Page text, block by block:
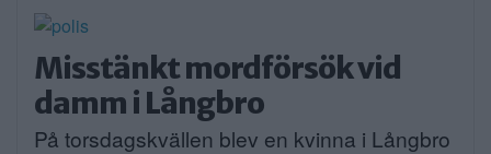
Misstänkt mordförsök vid
damm i Långbro
På torsdagskvällen blev en kvinna i Långbro